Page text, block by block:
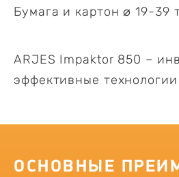
Бумага и картон ⌀ 19-39
ARJES Impaktor 850 –
эффективные
ОСНОВНЫЕ